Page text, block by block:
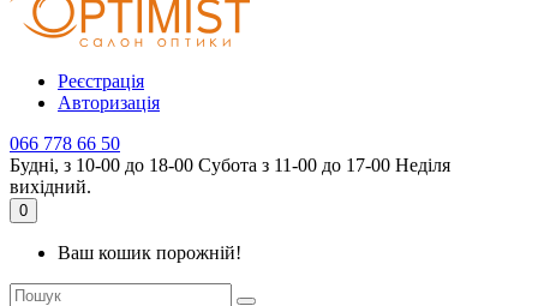
Реєстрація
Авторизація
066 778 66 50
Будні, з 10-00 до 18-00 Субота з 11-00 до 17-00 Неділя
вихідний.
0
Ваш кошик порожній!